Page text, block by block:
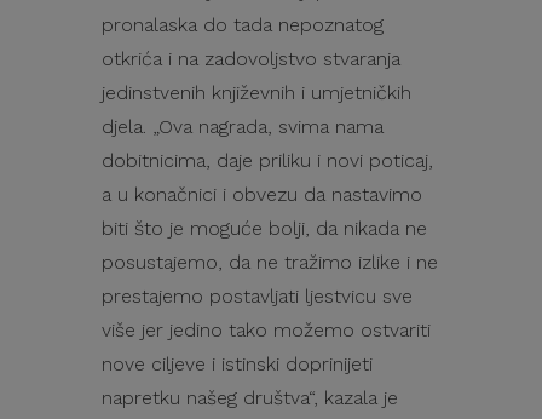
pronalaska do tada nepoznatog
otkrića i na zadovoljstvo stvaranja
jedinstvenih književnih i umjetničkih
djela. „Ova nagrada, svima nama
dobitnicima, daje priliku i novi poticaj,
a u konačnici i obvezu da nastavimo
biti što je moguće bolji, da nikada ne
posustajemo, da ne tražimo izlike i ne
prestajemo postavljati ljestvicu sve
više jer jedino tako možemo ostvariti
nove ciljeve i istinski doprinijeti
napretku našeg društva“, kazala je